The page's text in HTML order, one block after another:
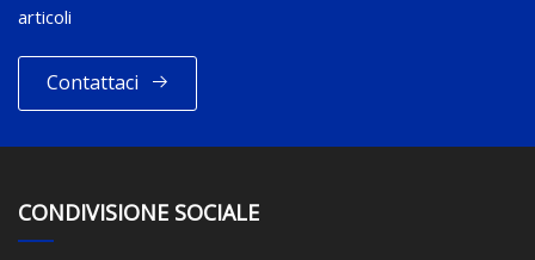
articoli
Contattaci
CONDIVISIONE SOCIALE